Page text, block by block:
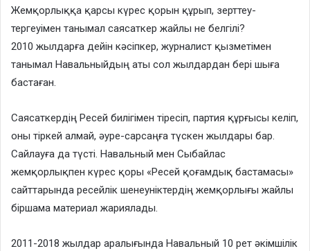
Жемқорлыққа қарсы күрес қорын құрып, зерттеу-
тергеуімен танымал саясаткер жайлы не белгілі?
2010 жылдарға дейін кәсіпкер, журналист қызметімен
танымал Навальныйдың аты сол жылдардан бері шыға
бастаған.
Саясаткердің Ресей билігімен тіресіп, партия құрғысы келіп,
оны тіркей алмай, әуре-сарсаңға түскен жылдары бар.
Сайлауға да түсті. Навальный мен Сыбайлас
жемқорлықпен күрес қоры «Ресей қоғамдық бастамасы»
сайттарында ресейлік шенеуніктердің жемқорлығы жайлы
біршама материал жариялады.
2011-2018 жылдар аралығында Навальный 10 рет әкімшілік